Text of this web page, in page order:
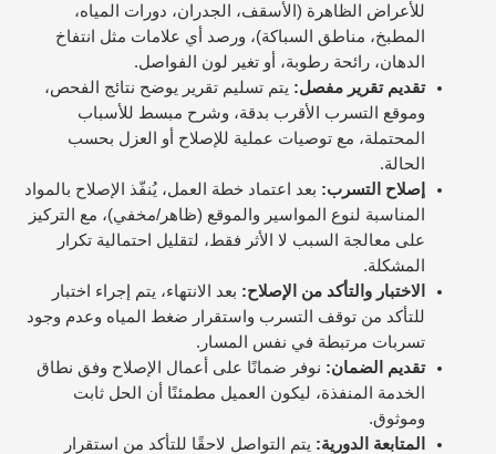
للأعراض الظاهرة (الأسقف، الجدران، دورات المياه،
المطبخ، مناطق السباكة)، ورصد أي علامات مثل انتفاخ
الدهان، رائحة رطوبة، أو تغير لون الفواصل.
تقديم تقرير مفصل: يتم تسليم تقرير يوضح نتائج الفحص،
وموقع التسرب الأقرب بدقة، وشرح مبسط للأسباب
المحتملة، مع توصيات عملية للإصلاح أو العزل بحسب
الحالة.
إصلاح التسرب: بعد اعتماد خطة العمل، يُنفّذ الإصلاح بالمواد
المناسبة لنوع المواسير والموقع (ظاهر/مخفي)، مع التركيز
على معالجة السبب لا الأثر فقط، لتقليل احتمالية تكرار
المشكلة.
الاختبار والتأكد من الإصلاح: بعد الانتهاء، يتم إجراء اختبار
للتأكد من توقف التسرب واستقرار ضغط المياه وعدم وجود
تسربات مرتبطة في نفس المسار.
تقديم الضمان: نوفر ضمانًا على أعمال الإصلاح وفق نطاق
الخدمة المنفذة، ليكون العميل مطمئنًا أن الحل ثابت
وموثوق.
المتابعة الدورية: يتم التواصل لاحقًا للتأكد من استقرار